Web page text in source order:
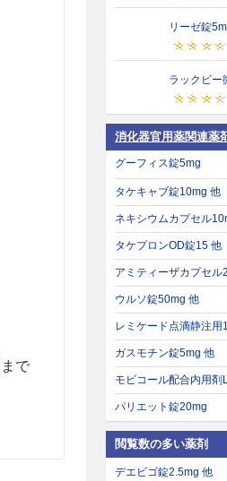
で
リーゼ錠
ラックビー
消化器官用薬関連薬
グーフィス錠5mg
タケキャブ錠10mg 他
ネキシウムカプセル
タケプロンOD錠15 他
アミティーザカプセル
ウルソ錠50mg 他
レミケード点滴静注用
ガスモチン錠5mg 他
モビコール配合内用剤
パリエット錠20mg
閲覧数の多い薬剤
デエビゴ錠2.5mg 他